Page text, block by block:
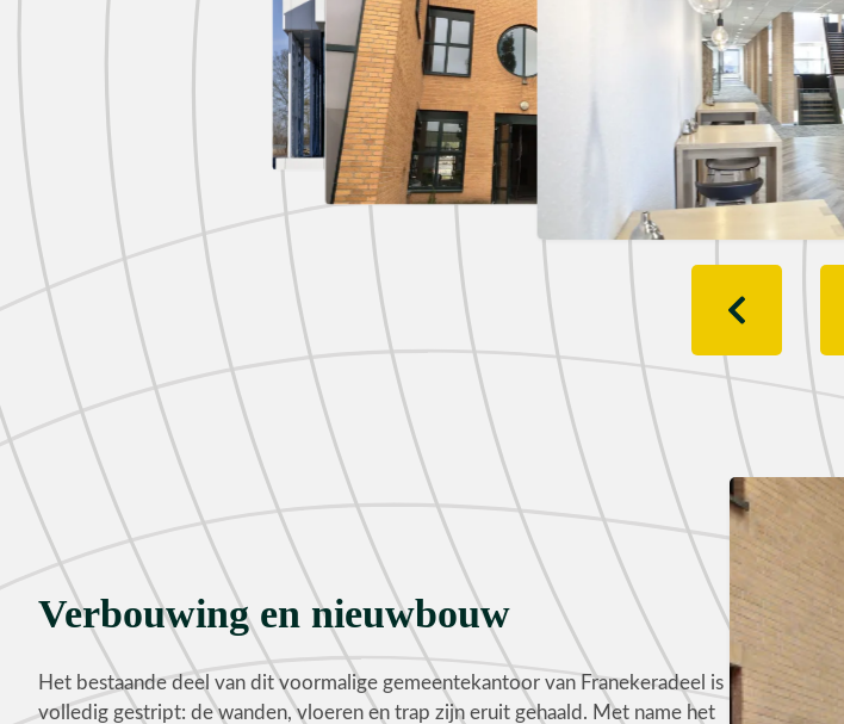
Verbouwing en nieuwbouw
Het bestaande deel van dit voormalige gemeentekantoor van Franekeradeel is
volledig gestript: de wanden, vloeren en trap zijn eruit gehaald. Met name het